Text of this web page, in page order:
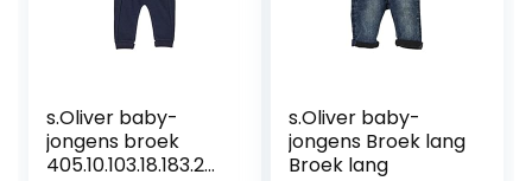
s.Oliver baby-
jongens broek
405.10.103.18.183.20
s.Oliver baby-
jongens Broek lang
Broek lang